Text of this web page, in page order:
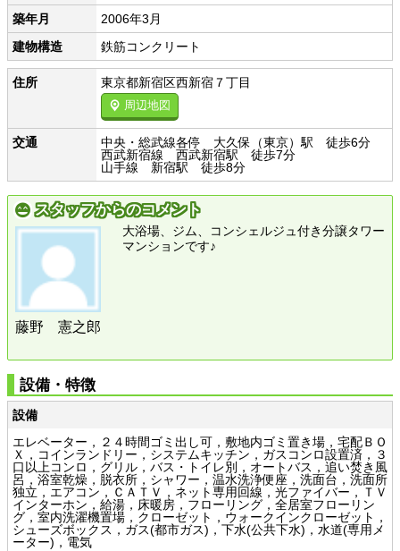
築年月
2006年3月
建物構造
鉄筋コンクリート
住所 東京都新宿区西新宿７丁目
周辺地図
交通
中央・総武線各停 大久保（東京）駅 徒歩6分
西武新宿線 西武新宿駅 徒歩7分
山手線 新宿駅 徒歩8分
スタッフからのコメント
藤野 憲之郎
大浴場、ジム、コンシェルジュ付き分譲タワー
マンションです♪
設備・特徴
設備
エレベーター，２４時間ゴミ出し可，敷地内ゴミ置き場，宅配ＢＯ
Ｘ，コインランドリー，システムキッチン，ガスコンロ設置済，３
口以上コンロ，グリル，バス・トイレ別，オートバス，追い焚き風
呂，浴室乾燥，脱衣所，シャワー，温水洗浄便座，洗面台，洗面所
独立，エアコン，ＣＡＴＶ，ネット専用回線，光ファイバー，ＴＶ
インターホン，給湯，床暖房，フローリング，全居室フローリン
グ，室内洗濯機置場，クローゼット，ウォークインクローゼット，
シューズボックス，ガス(都市ガス)，下水(公共下水)，水道(専用メ
ーター)，電気